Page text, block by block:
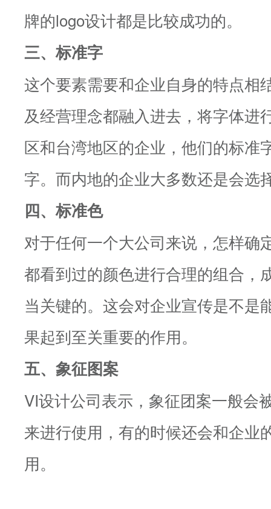
牌的logo设计都是比较成功的。
三、标准字
这个要素需要和企业自身的特点相
及经营理念都融入进去，将字体进
区和台湾地区的企业，他们的标准
字。而内地的企业大多数还是会选
四、标准色
对于任何一个大公司来说，怎样确
都看到过的颜色进行合理的组合，
当关键的。这会对企业宣传是不是
果起到至关重要的作用。
五、象征图案
VI设计公司表示，象征团案一般会
来进行使用，有的时候还会和企业
用。